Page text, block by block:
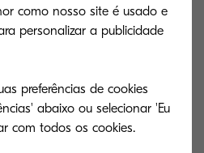
como nosso site é usado e
personalizar a publicidade
preferências de cookies
abaixo ou selecionar 'Eu